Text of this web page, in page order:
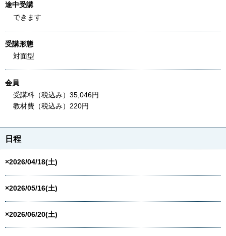
途中受講
できます
受講形態
対面型
会員
受講料（税込み）35,046円
教材費（税込み）220円
日程
×2026/04/18(土)
×2026/05/16(土)
×2026/06/20(土)